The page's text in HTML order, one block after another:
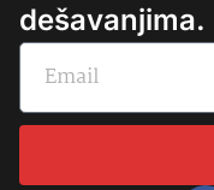
dešavanjima.